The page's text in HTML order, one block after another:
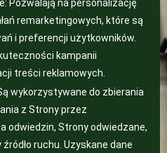
Pozwalają na personalizację
remarketingowych, które są
i preferencji użytkowników.
kampanii
treści reklamowych.
wykorzystywane do zbierania
z Strony przez
odwiedzin, Strony odwiedzane,
ruchu. Uzyskane dane